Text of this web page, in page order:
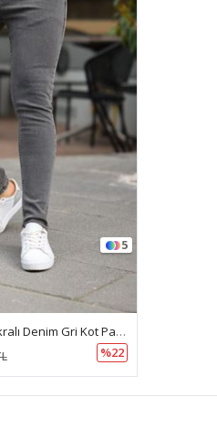
9
Erkek Relax Fit Beyaz Baggy Kargo Pantolon